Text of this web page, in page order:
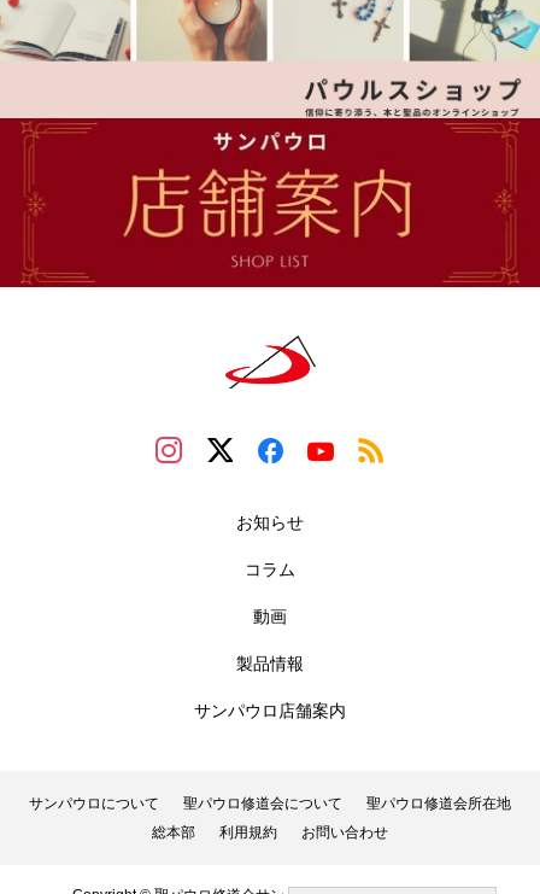
お知らせ
コラム
動画
製品情報
サンパウロ店舗案内
サンパウロについて 聖パウロ修道会について
聖パウロ修道会所在地
総本部
利用規約 お問い合わせ